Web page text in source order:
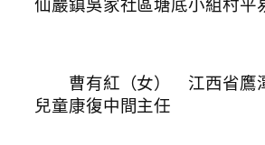
曹有紅（女） 江西省鷹
兒童康復中間主任